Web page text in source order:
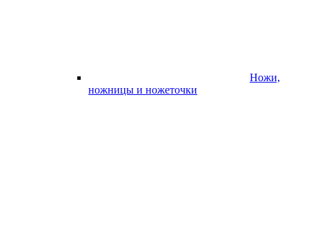
Ножи,
ножницы и ножеточки